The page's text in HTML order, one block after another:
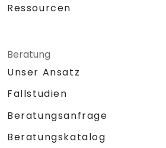
Ressourcen
Beratung
Unser Ansatz
Fallstudien
Beratungsanfrage
Beratungskatalog